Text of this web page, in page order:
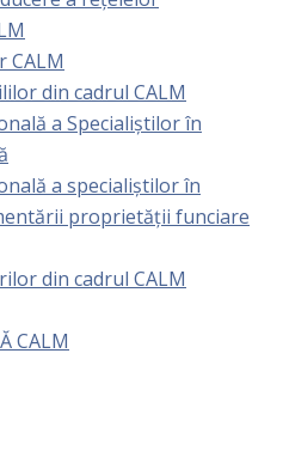
CALM
din cadrul CALM
a Specialiștilor în
a specialiştilor în
proprietăţii funciare
din cadrul CALM
CALM